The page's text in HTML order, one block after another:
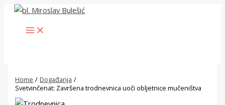
Skip
content
MAIN
MENU
Home
Događanja
Svetvinčenat: Završena trodnevnica uoči obljetnice mučeništva